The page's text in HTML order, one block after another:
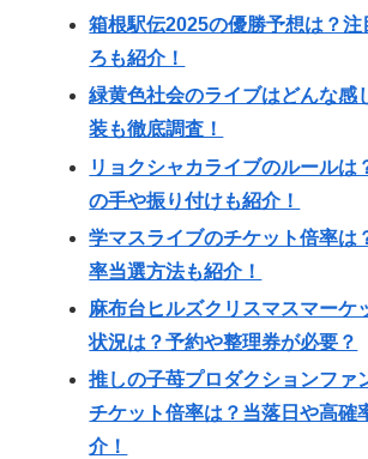
箱根駅伝2025の優勝予想は？注
ろも紹介！
緑黄色社会のライブはどんな感
装も徹底調査！
リョクシャカライブのルールは
の手や振り付けも紹介！
学マスライブのチケット倍率は
率当選方法も紹介！
麻布台ヒルズクリスマスマーケ
状況は？予約や整理券が必要？
推しの子苺プロダクションファ
チケット倍率は？当落日や高確
介！